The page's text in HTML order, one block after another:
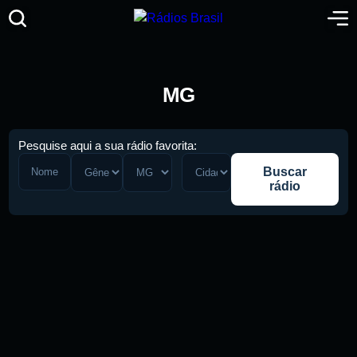
MG
Pesquise aqui a sua rádio favorita:
Buscar
rádio